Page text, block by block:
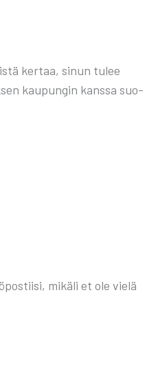
ker­taa, sinun tulee
kau­pun­gin kans­sa suo­
mikä­li et ole vie­lä